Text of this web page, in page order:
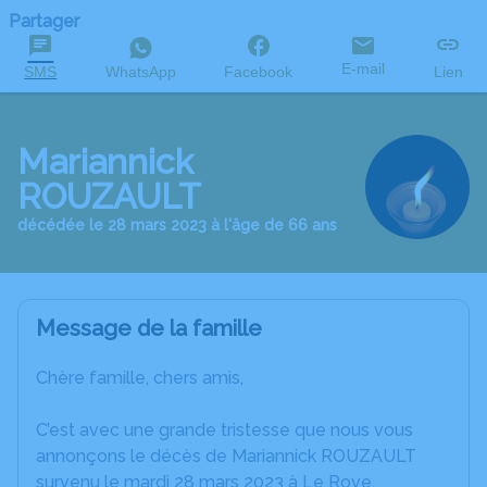
Partager
SMS WhatsApp Facebook E-mail Lien
Mariannick
ROUZAULT
décédée le 28 mars 2023 à l'âge de 66 ans
Message de la famille
Chère famille, chers amis,
C’est avec une grande tristesse que nous vous
annonçons le décès de Mariannick ROUZAULT
survenu le mardi 28 mars 2023 à Le Rove.